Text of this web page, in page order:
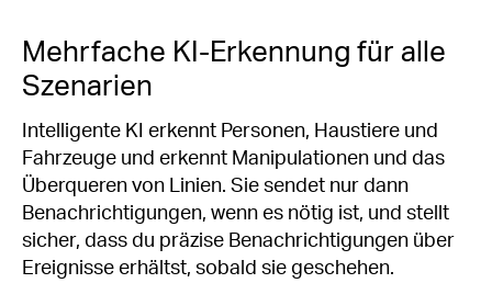
Mehrfache KI-Erkennung für alle
Szenarien
Intelligente KI erkennt Personen, Haustiere und
Fahrzeuge und erkennt Manipulationen und das
Überqueren von Linien. Sie sendet nur dann
Benachrichtigungen, wenn es nötig ist, und stellt
sicher, dass du präzise Benachrichtigungen über
Ereignisse erhältst, sobald sie geschehen.